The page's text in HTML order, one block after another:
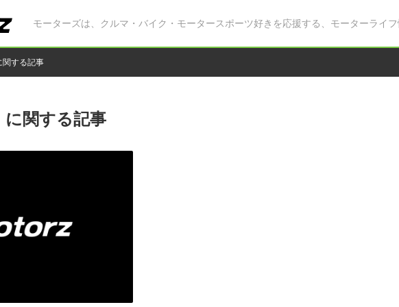
モーターズは、クルマ・バイク・モータースポーツ好きを応援する、モーターライフ
関する記事
に関する記事